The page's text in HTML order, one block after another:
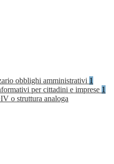
obblighi amministrativi 1
per cittadini e imprese 1
o struttura analoga